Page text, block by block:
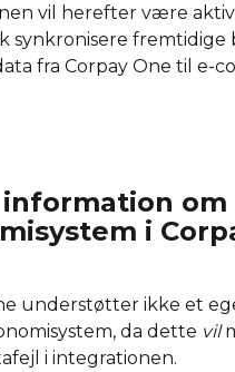
vil herefter være aktiv
synkronisere fremtidige
fra Corpay One til e-
i
understøtter ikke et
da dette vil
i integrationen.